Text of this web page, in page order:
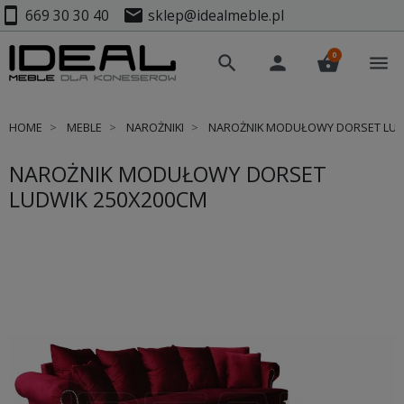
smartphone 669 30 30 40 mail sklep@idealmeble.pl
search person shopping_basket
0 menu
HOME MEBLE NAROŻNIKI NAROŻNIK MODUŁOWY DORSET
NAROŻNIK MODUŁOWY DORSET
LUDWIK 250X200CM